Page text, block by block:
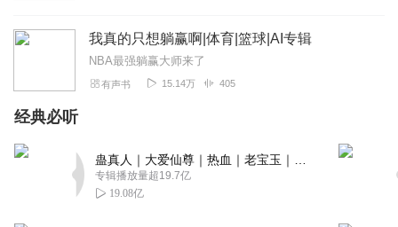
我真的只想躺赢啊|体育|篮球|AI专辑
NBA最强躺赢大师来了
有声书 15.14万 405
经典必听
专辑播放量超19.7亿
19.08亿